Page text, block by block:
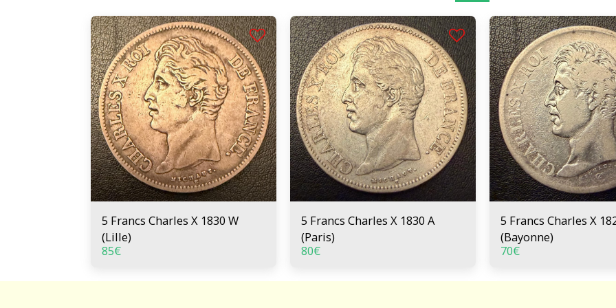
5 Francs Charles X 1830 W
(Lille)
85€
5 Francs Charles X 1830 A
(Paris)
80€
5 Francs Charles X
(Bayonne)
70€